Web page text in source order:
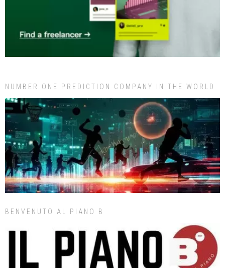
NUMBER ONE PREDICTION COMPANY IN THE WORLD
BENVENUTO AL PIANO B